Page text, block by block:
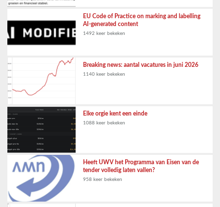
EU Code of Practice on marking and labelling
AI-generated content
1492 keer bekeken
Breaking news: aantal vacatures in juni 2026
1140 keer bekeken
Elke orgie kent een einde
1088 keer bekeken
Heeft UWV het Programma van Eisen van de
tender volledig laten vallen?
958 keer bekeken